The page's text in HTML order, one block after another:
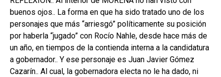
buenos ojos.. La forma en que ha sido tratado uno de los
personajes que más “arriesgó” políticamente su posición
por haberla “jugado” con Rocío Nahle, desde hace más de
un año, en tiempos de la contienda interna a la candidatura
a gobernador.. Y ese personaje es Juan Javier Gómez
Cazarín.. Al cual, la gobernadora electa no le ha dado, ni